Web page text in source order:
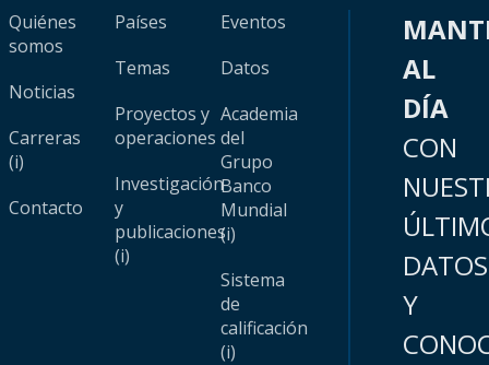
Quiénes
somos
Noticias
Carreras
(i)
Contacto
Países
Temas
Proyectos y
operaciones
Investigación
y
publicaciones
(i)
Eventos
Datos
Academia
del
Grupo
Banco
Mundial
(i)
Sistema
de
calificación
(i)
AL
DÍA
CON
DATOS
Y